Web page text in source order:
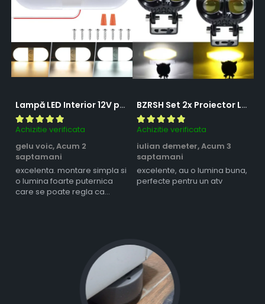
Lampă LED Interior 12V pentru Dubă, Camper și Rulotă - 180LED, 33 cm, 3 Temperaturii de Culoare, Intensitate Reglabilă, Iluminare Compartiment Marfă
Achizitie verificata
gelu voic,Acum 2
saptamani
excelenta. montare simpla si
o lumina foarte puternica
care se poate regla ca
BZRSH Set 2x Proiector LED Bufnita 50W Lupa 2 Faze Alb-Galben 12-24V Moto ATV
Achizitie verificata
iulian demeter,Acum 3
saptamani
excelente, au o lumina buna,
perfecte pentru un atv